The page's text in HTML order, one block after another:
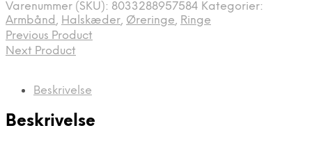
Varenummer (SKU): 8033288957584 Kategorier:
Armbånd, Halskæder, Øreringe, Ringe
Previous Product
Next Product
Beskrivelse
Beskrivelse